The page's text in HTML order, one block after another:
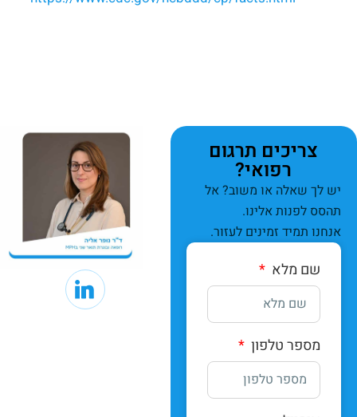
צריכים תרגום
רפואי?
יש לך שאלה או משוב? אל
תהסס לפנות אלינו.
אנחנו תמיד זמינים לעזור.
שם מלא
מספר טלפון